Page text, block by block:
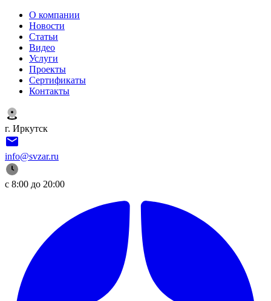
О компании
Новости
Статьи
Видео
Услуги
Проекты
Сертификаты
Контакты
г. Иркутск
info@svzar.ru
с 8:00 до 20:00